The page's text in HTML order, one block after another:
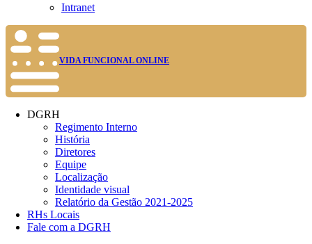
Intranet
VIDA FUNCIONAL ONLINE
DGRH
Regimento Interno
História
Diretores
Equipe
Localização
Identidade visual
Relatório da Gestão 2021-2025
RHs Locais
Fale com a DGRH